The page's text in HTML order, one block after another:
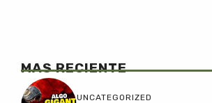
MAS RECIENTE
UNCATEGORIZED